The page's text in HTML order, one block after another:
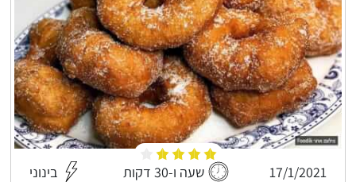
17/1/2021 שעה ו-30 דקות בינוני